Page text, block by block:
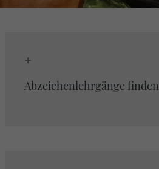
+
Abzeichenlehrgänge finden